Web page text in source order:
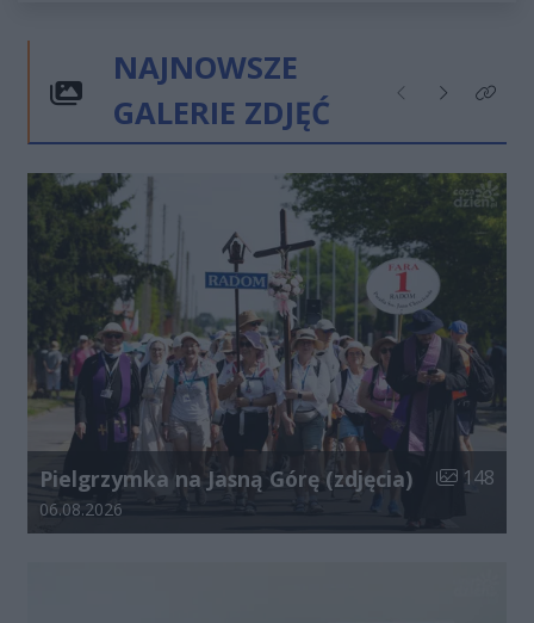
NAJNOWSZE
GALERIE ZDJĘĆ
Poprzednie
NastępneKliknij
Pielgrzymka na Jasną Górę (zdjęcia) Liczba
148
Data dodania galerii:
06.08.2026